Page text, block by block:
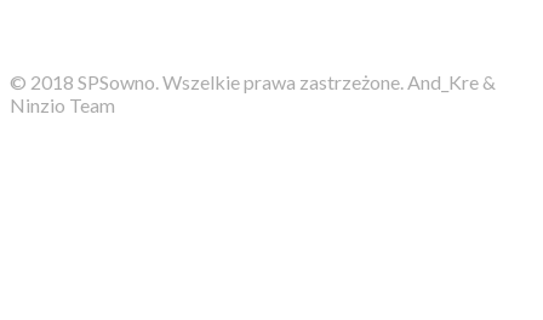
© 2018 SPSowno. Wszelkie prawa zastrzeżone. And_Kre &
Ninzio Team